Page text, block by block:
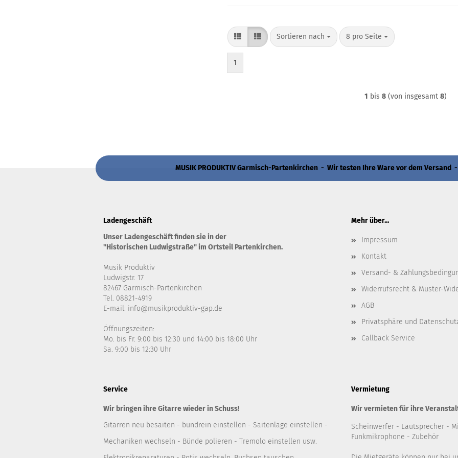
Sortieren nach
Sortieren nach 8 pro Seite
pro Seite
1
1 bis 8(von insgesamt 8)
MUSIK PRODUKTIV Garmisch-Partenkirchen - Wir testen Ihre Ware vor dem Versand
Ladengeschäft
Unser Ladengeschäft finden sie in der
"Historischen Ludwigstraße" im Ortsteil Partenkirchen.
Musik Produktiv
Ludwigstr. 17
82467 Garmisch-Partenkirchen
Tel. 08821-4919
E-mail: info@musikproduktiv-gap.de
Öffnungszeiten:
Mo. bis Fr. 9:00 bis 12:30 und 14:00 bis 18:00 Uhr
Sa. 9:00 bis 12:30 Uhr
Mehr über...
Impressum
Kontakt
Versand- &
Widerrufsrecht & Muster-
AGB
Privatsphäre und
Callback Service
Service
Wir bringen ihre Gitarre wieder in Schuss!
Gitarren neu besaiten - bundrein einstellen - Saitenlage einstellen -
Mechaniken wechseln - Bünde polieren - Tremolo einstellen usw.
Vermietung
Wir vermieten für ihre
Scheinwerfer - Lautsprecher -
Funkmikrophone - Zubehör